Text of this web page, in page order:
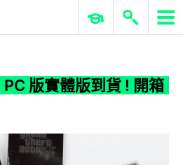
ERP 與商業 AI
版實體版到貨 ! 開箱